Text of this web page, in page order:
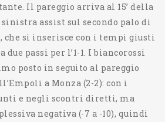
Il pareggio arriva al 15’ della
assist sul secondo palo di
che si inserisce con i tempi giusti
due passi per l’1-1. I biancorossi
posto in seguito al pareggio
a Monza (2-2): con i
e negli scontri diretti, ma
negativa (-7 a -10), quindi